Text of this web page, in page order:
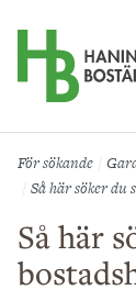
För sökande
Så här söker du
Så här